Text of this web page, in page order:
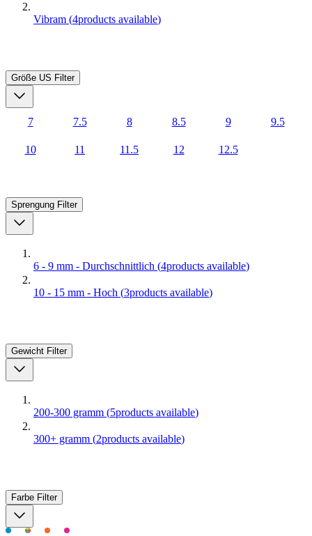
Vibram (4products available)
Größe US Filter
7 7.5 8 8.5 9 9.5
10 11 11.5 12 12.5
Sprengung Filter
6 - 9 mm - Durchschnittlich (4products available)
10 - 15 mm - Hoch (3products available)
Gewicht Filter
200-300 gramm (5products available)
300+ gramm (2products available)
Farbe Filter